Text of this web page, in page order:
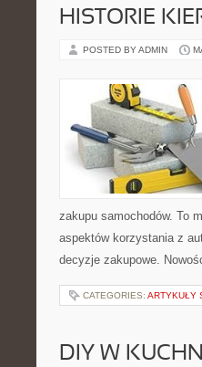
HISTORIE
POSTED BY ADMIN
zakupu samochodów. To
aspektów korzystania z
decyzje zakupowe.
CATEGORIES: ARTYKUŁY
DIY W KUCHNI